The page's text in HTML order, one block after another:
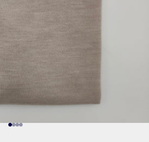
Naar artikel 1
Naar artikel 2
Naar artikel 3
Naar artikel 4